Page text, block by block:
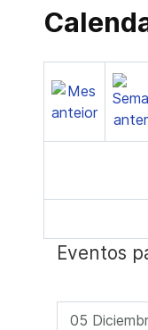
Eventos
05